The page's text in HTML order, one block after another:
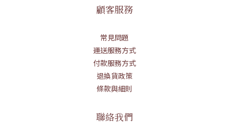
顧客服務
常見問題
運送服務方式
付款服務方式
退換貨政策
條款與細則
聯絡我們